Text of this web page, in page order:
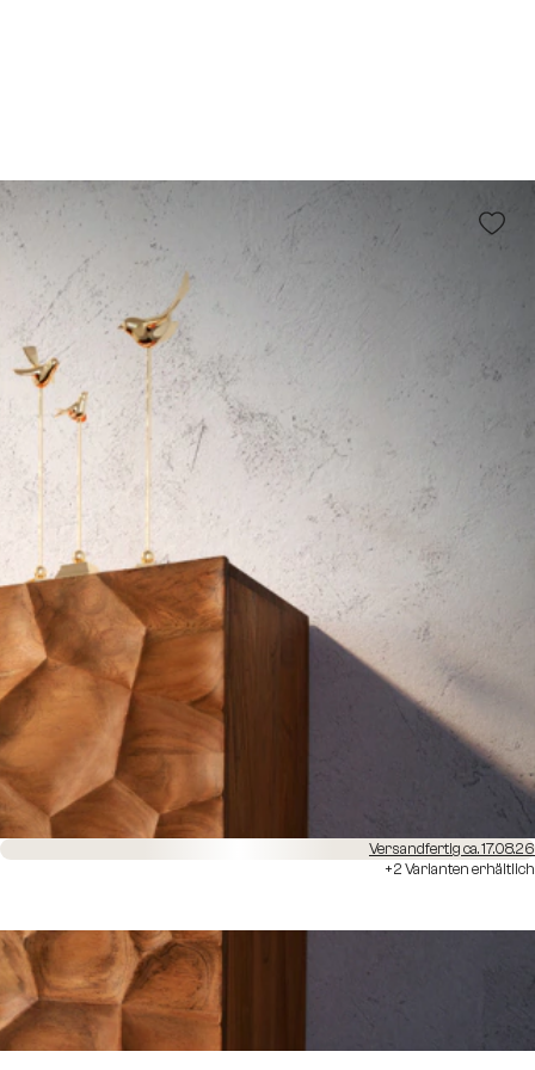
Versandfertig ca. 17.08.26
+2 Varianten erhältlich